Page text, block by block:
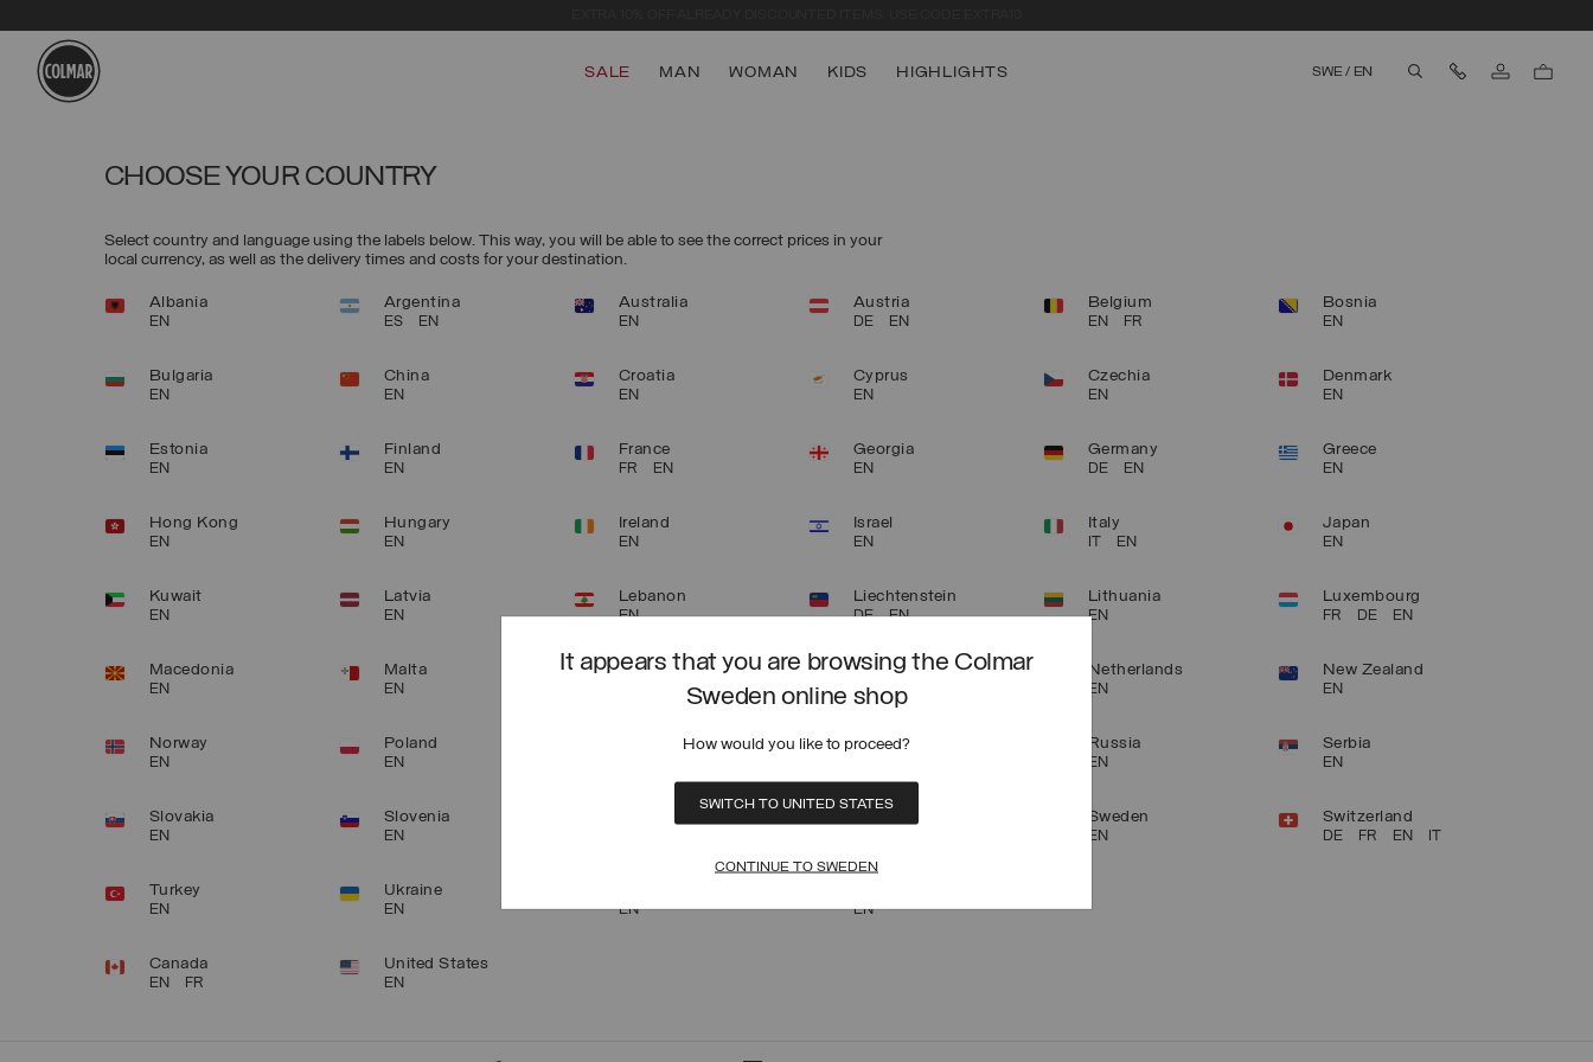
SALE MAN WOMAN KIDS HIGHLIGHTS SWE / EN Contact Us
It appears that you are browsing the Colmar
Sweden online shop
How would you like to proceed?
SWITCH TO UNITED STATES
CONTINUE TO SWEDEN
CHOOSE YOUR COUNTRY
Select country and language using the labels below. This way, you will be able to see the correct prices in your
local currency, as well as the delivery times and costs for your destination.
Albania
EN
Argentina
ES EN
Australia
EN
Austria
DE EN
Belgium
EN FR
Bosnia
EN
Bulgaria
EN
China
EN
Croatia
EN
Cyprus
EN
Czechia
EN
Denmark
EN
Estonia
EN
Finland
EN
France
FR EN
Georgia
EN
Germany
DE EN
Greece
EN
Hong Kong
EN
Hungary
EN
Ireland
EN
Israel
EN
Italy
EN
Japan
EN
Kuwait
EN
Latvia
EN
Lebanon
EN
Liechtenstein
DE EN
Lithuania
EN
Luxembourg
FR DE EN
Macedonia
EN
Malta
EN
Mexico Montenegro
EN
Netherlands
EN
New Zealand
EN
Norway
EN
Poland
EN
Portugal Romania Russia
EN
Serbia
EN
Slovakia
EN
Slovenia
EN
Sweden
EN
Switzerland
DE FR EN
Turkey
EN
Ukraine
EN EN EN
Canada
EN FR
United States
EN